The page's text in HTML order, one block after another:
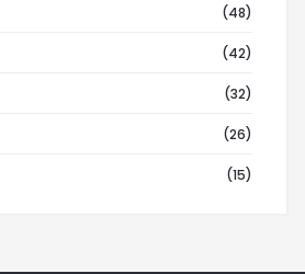
(48)
(42)
(32)
(26)
(15)